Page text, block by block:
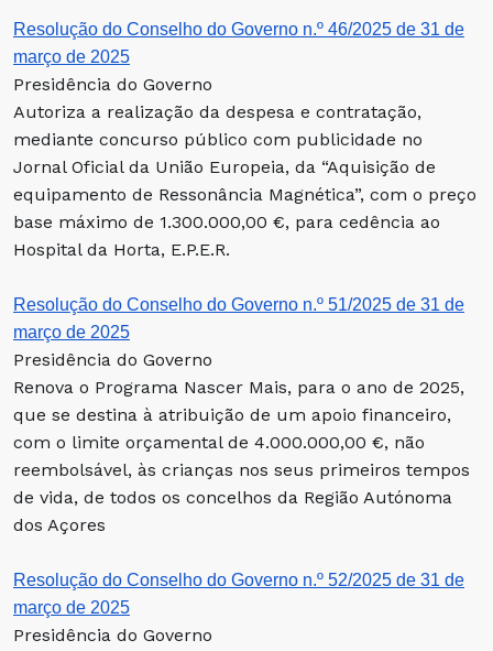
Resolução do Conselho do Governo n.º 46/2025 de 31 de
março de 2025
Presidência do Governo
Autoriza a realização da despesa e contratação,
mediante concurso público com publicidade no
Jornal Oficial da União Europeia, da “Aquisição de
equipamento de Ressonância Magnética”, com o preço
base máximo de 1.300.000,00 €, para cedência ao
Hospital da Horta, E.P.E.R.
Resolução do Conselho do Governo n.º 51/2025 de 31 de
março de 2025
Presidência do Governo
Renova o Programa Nascer Mais, para o ano de 2025,
que se destina à atribuição de um apoio financeiro,
com o limite orçamental de 4.000.000,00 €, não
reembolsável, às crianças nos seus primeiros tempos
de vida, de todos os concelhos da Região Autónoma
dos Açores
Resolução do Conselho do Governo n.º 52/2025 de 31 de
março de 2025
Presidência do Governo